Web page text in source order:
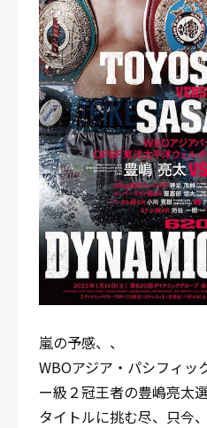
嵐の予感、、
WBOアジア・パシフィッ
ー級２冠王者の豊嶋亮太
タイトルに挑む尽、只今